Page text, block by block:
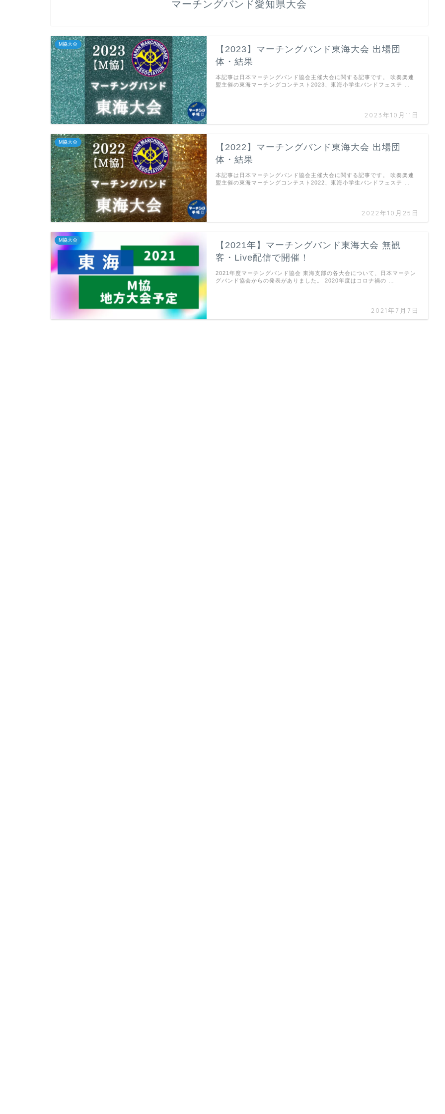
マーチングバンド愛知県大会
M協大会
【2023】マーチングバンド東海大会 出場団
体・結果
2023年10月11日
本記事は日本マーチングバンド協会主催大会に関する記事です。 吹奏楽連
盟主催の東海マーチングコンテスト2023、東海小学生バンドフェステ …
M協大会
【2022】マーチングバンド東海大会 出場団
体・結果
2022年10月25日
本記事は日本マーチングバンド協会主催大会に関する記事です。 吹奏楽連
盟主催の東海マーチングコンテスト2022、東海小学生バンドフェステ …
M協大会
【2021年】マーチングバンド東海大会 無観
客・Live配信で開催！
2021年7月7日
2021年度マーチングバンド協会 東海支部の各大会について、日本マーチン
グバンド協会からの発表がありました。 2020年度はコロナ禍の …